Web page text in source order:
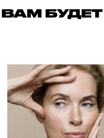
ВАМ